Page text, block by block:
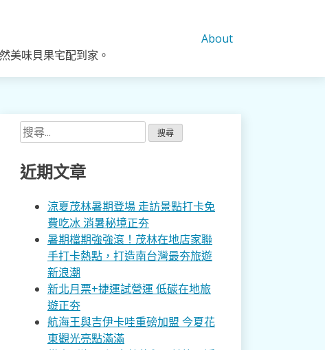
美味貝果宅配到家。
About
搜
尋
關
鍵
近期文章
涼夏茂林暑期登場 走訪景點打卡免
費吃冰 消暑秘境正夯
暑期檔期強強滾！茂林在地店家聯
手打卡熱點，打造南台灣最夯旅遊
新浪潮
新北月票+捷運試營運 低碳在地旅
遊正夯
航海王與吉伊卡哇重磅加盟 今夏花
東觀光亮點滿滿